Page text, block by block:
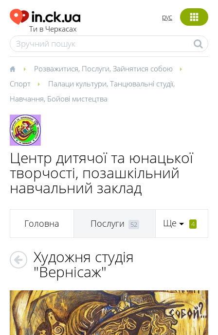
Ти в Черкасах
рус
Розважитися, Послуги, Зайнятися собою
Спорт
Палаци культури, Танцювальні студії,
Навчання, Бойові мистецтва
Центр дитячої та юнацької
творчості, позашкільний
навчальний заклад
Головна Послуги 52 Ще 4
Художня студія
"Вернісаж"